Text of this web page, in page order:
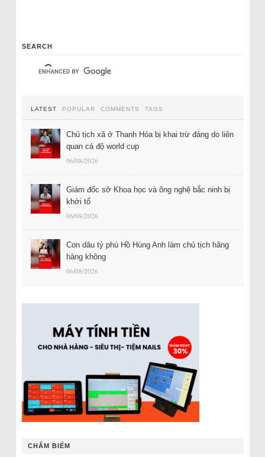
SEARCH
LATEST POPULAR COMMENTS TAGS
Chủ tịch xã ở Thanh Hóa bị khai trừ đảng do liên
quan cá độ world cup
06/08/2026
Giám đốc sở Khoa học và ông nghệ bắc ninh bị
khởi tố
06/08/2026
Con dâu tỷ phú Hồ Hùng Anh làm chủ tịch hãng
hàng không
06/08/2026
CHÂM BIẾM